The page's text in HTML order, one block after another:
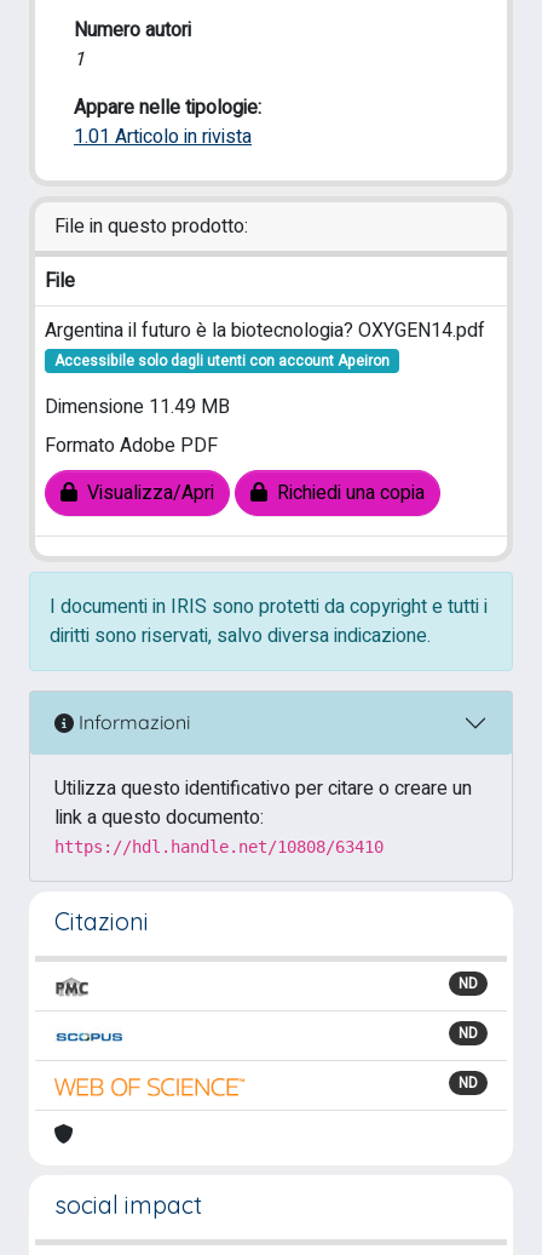
Numero autori
1
Appare nelle tipologie:
1.01 Articolo in rivista
File in questo prodotto:
File
Argentina il futuro è la biotecnologia? OXYGEN14.pdf
Accessibile solo dagli utenti con account Apeiron
Dimensione 11.49 MB
Formato Adobe PDF
Visualizza/Apri
Richiedi una copia
I documenti in IRIS sono protetti da copyright e tutti i
diritti sono riservati, salvo diversa indicazione.
Informazioni
Utilizza questo identificativo per citare o creare un
link a questo documento:
https://hdl.handle.net/10808/63410
Citazioni
ND
ND
ND
social impact